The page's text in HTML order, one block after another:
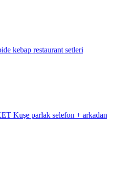
kebap restaurant setleri
Kuşe parlak selefon + arkadan